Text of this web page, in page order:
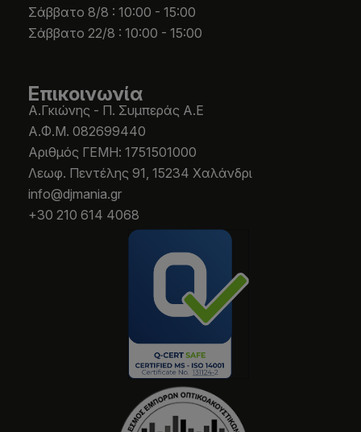
Σάββατο 8/8 : 10:00 - 15:00
Σάββατο 22/8 : 10:00 - 15:00
Επικοινωνία
Α.Γκιώνης - Π. Συμπεράς Α.Ε
Α.Φ.Μ. 082699440
Aριθμός ΓΕΜΗ: 1751501000
Λεωφ. Πεντέλης 91, 15234 Χαλάνδρι
info@djmania.gr
+30 210 614 4068